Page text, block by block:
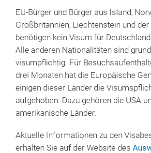
EU-Bürger und Bürger aus Island,
Großbritannien, Liechtenstein und
benötigen kein Visum für
Alle anderen Nationalitäten sind
visumpflichtig. Für
drei Monaten hat die Europäische
einigen dieser Länder die
aufgehoben. Dazu gehören die USA
amerikanische Länder.
Aktuelle Informationen zu den
erhalten Sie auf der Website des